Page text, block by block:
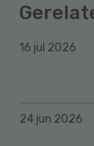
16 jul 2026
24 jun 2026